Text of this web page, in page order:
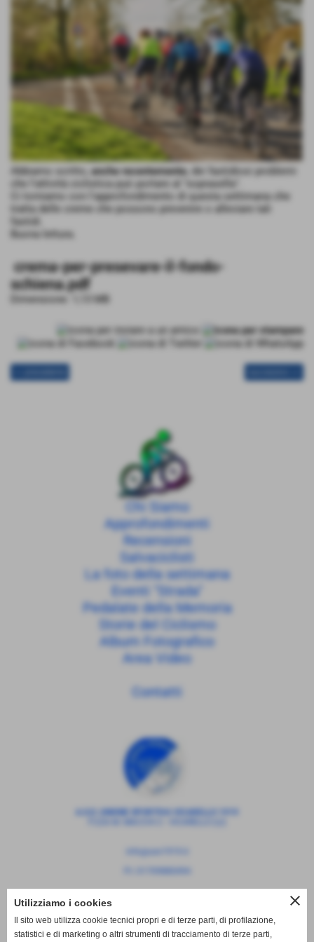
Abbiamo scritto, anche recentemente, dei fastidiosi problemi
che l'attività ciclistica può portare al "soprasella".
Ci torniamo con l'approfondimento di questa settimana che
tratta delle creme che possono prevenire o alleviare tali
fastidi.
Buona lettura.
crema-per-presevare-il-fondo-
schiena.pdf
Dimensione: 1,13 MB
Chi Siamo
Approfondimenti
Recensioni
Salvaciclisti
La foto della settimana
Eventi "Strada"
Pedalate della Memoria
Storie del Ciclismo
Album Fotografico
Area Video
Contatti
A.S.D. UNIONE SPORTIVA VICARELLO 1919
close
Utilizziamo i cookies
Il sito web utilizza cookie tecnici propri e di terze parti, di profilazione,
statistici e di marketing o altri strumenti di tracciamento di terze parti,